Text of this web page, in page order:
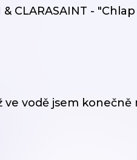
& CLARASAINT -
ve vodě jsem